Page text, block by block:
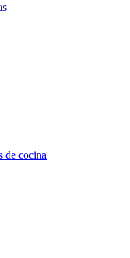
de cocina